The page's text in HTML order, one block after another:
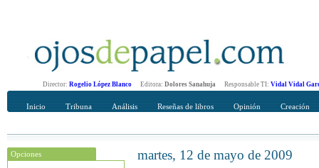
Director: Rogelio López Blanco Editora: Dolores Sanahuja Responsable TI: Vidal Vidal
Inicio Tribuna Análisis Reseñas de libros Opinión Creación
Opciones
Recomendar
martes, 12 de mayo de 2009